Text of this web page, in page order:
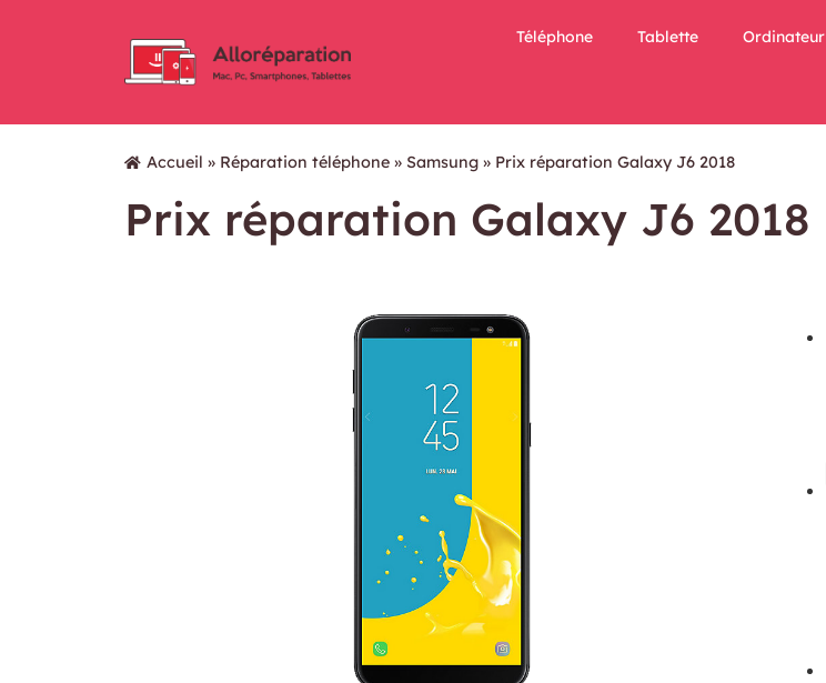
Téléphone Tablette Ordinateur
Accueil » Réparation téléphone » Samsung » Prix réparation Galaxy J6 2018
Prix réparation Galaxy J6 2018